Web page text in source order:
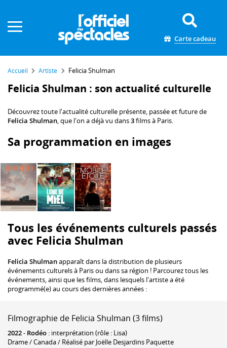
Carte cadeau
Accueil Artiste Felicia Shulman
Felicia Shulman : son actualité culturelle
Découvrez toute l'actualité culturelle présente, passée et future de
Felicia Shulman, que l'on a déjà vu dans3films à Paris.
Sa programmation en images
Tous les événements culturels passés
avec Felicia Shulman
Felicia Shulmanapparaît dans la distribution de plusieurs
événements culturels à Paris ou dans sa région ! Parcourez tous les
événements, ainsi que les films, dans lesquels l'artiste a été
programmé(e) au cours des dernières années :
Filmographie de Felicia Shulman (3 films)
2022- Rodéo : interprétation (rôle : Lisa)
Drame / Canada / Réalisé par Joëlle Desjardins Paquette